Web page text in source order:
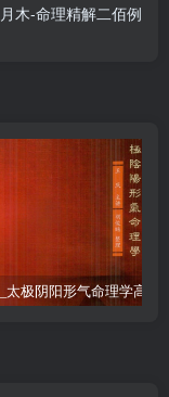
古ww.fczha920.0n
木-命理精解二佰例